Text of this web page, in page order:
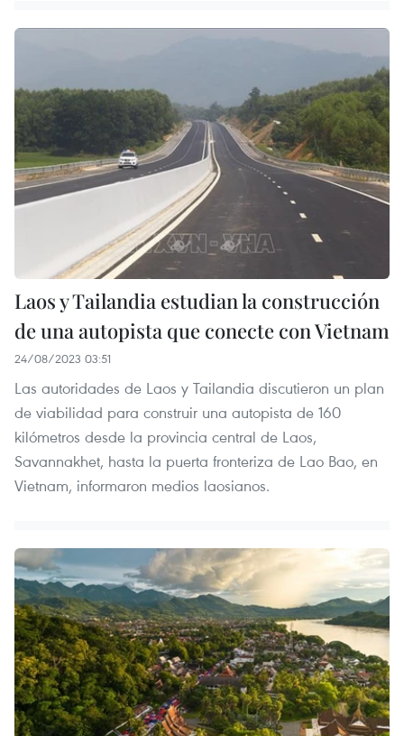
Laos y Tailandia estudian la construcción
de una autopista que conecte con Vietnam
24/08/2023 03:51
Las autoridades de Laos y Tailandia discutieron un plan
de viabilidad para construir una autopista de 160
kilómetros desde la provincia central de Laos,
Savannakhet, hasta la puerta fronteriza de Lao Bao, en
Vietnam, informaron medios laosianos.